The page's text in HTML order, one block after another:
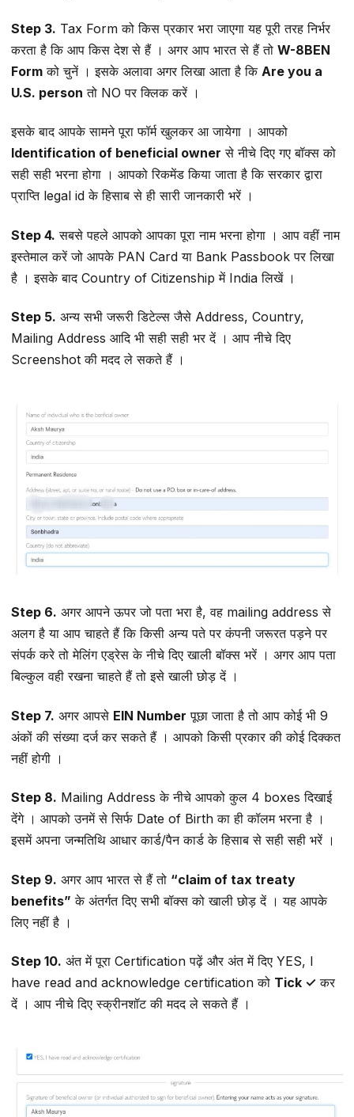
Step 3. Tax Form को किस प्रकार भरा जाएगा यह पूरी तरह निर्भर
करता है कि आप किस देश से हैं । अगर आप भारत से हैं तो W-8BEN
Form को चुनें । इसके अलावा अगर लिखा आता है कि Are you a
U.S. person तो NO पर क्लिक करें ।
इसके बाद आपके सामने पूरा फॉर्म खुलकर आ जायेगा । आपको
Identification of beneficial owner से नीचे दिए गए बॉक्स को
सही सही भरना होगा । आपको रिकमेंड किया जाता है कि सरकार द्वारा
प्राप्ति legal id के हिसाब से ही सारी जानकारी भरें ।
Step 4. सबसे पहले आपको आपका पूरा नाम भरना होगा । आप वहीं नाम
इस्तेमाल करें जो आपके PAN Card या Bank Passbook पर लिखा
है । इसके बाद Country of Citizenship में India लिखें ।
Step 5. अन्य सभी जरूरी डिटेल्स जैसे Address, Country,
Mailing Address आदि भी सही सही भर दें । आप नीचे दिए
Screenshot की मदद ले सकते हैं ।
Step 6. अगर आपने ऊपर जो पता भरा है, वह mailing address से
अलग है या आप चाहते हैं कि किसी अन्य पते पर कंपनी जरूरत पड़ने पर
संपर्क करे तो मेलिंग एड्रेस के नीचे दिए खाली बॉक्स भरें । अगर आप पता
बिल्कुल वही रखना चाहते हैं तो इसे खाली छोड़ दें ।
Step 7. अगर आपसे EIN Number पूछा जाता है तो आप कोई भी 9
अंकों की संख्या दर्ज कर सकते हैं । आपको किसी प्रकार की कोई दिक्कत
नहीं होगी ।
Step 8. Mailing Address के नीचे आपको कुल 4 boxes दिखाई
देंगे । आपको उनमें से सिर्फ Date of Birth का ही कॉलम भरना है ।
इसमें अपना जन्मतिथि आधार कार्ड/पैन कार्ड के हिसाब से सही सही भरें ।
Step 9. अगर आप भारत से हैं तो “claim of tax treaty
benefits” के अंतर्गत दिए सभी बॉक्स को खाली छोड़ दें । यह आपके
लिए नहीं है ।
Step 10. अंत में पूरा Certification पढ़ें और अंत में दिए YES, I
have read and acknowledge certification को Tick ✓ कर
दें । आप नीचे दिए स्क्रीनशॉट की मदद ले सकते हैं ।